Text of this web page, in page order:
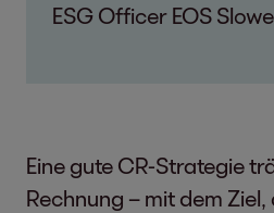
ESG Officer EOS
Eine gute CR-Strategie
Rechnung – mit dem